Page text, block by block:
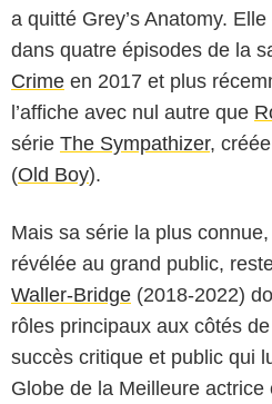
a quitté Grey’s Anatomy.
dans quatre épisodes de la
Crime en 2017 et plus
l’affiche avec nul autre que
série The Sympathizer,
(Old Boy).
Mais sa série la plus connue,
révélée au grand public,
Waller-Bridge (2018-2022)
rôles principaux aux côtés de
succès critique et public qui
Globe de la Meilleure
BBC